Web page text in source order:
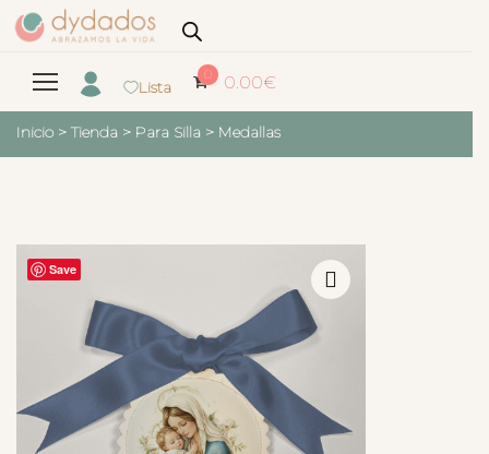
Lista
0 0.00€
Inicio > Tienda > Para Silla > Medallas
Save